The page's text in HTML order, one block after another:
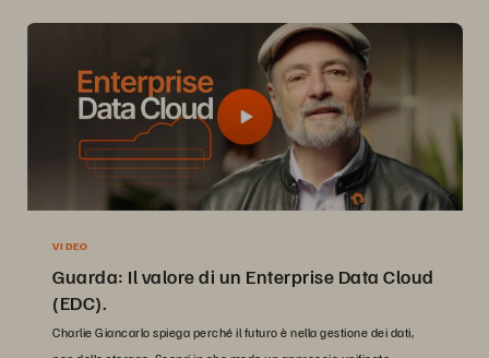
VIDEO
Guarda: Il valore di un Enterprise Data Cloud
(EDC).
Charlie Giancarlo spiega perché il futuro è nella gestione dei dati,